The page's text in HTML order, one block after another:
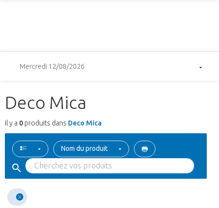
Mercredi 12/08/2026
Deco Mica
Il y a 0 produits dans Deco Mica
Nom du produit